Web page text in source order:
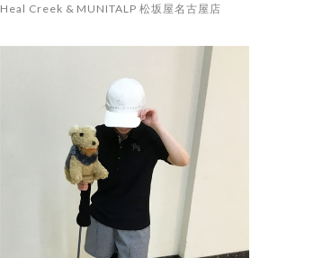
Heal Creek & MUNITALP 松坂屋名古屋店